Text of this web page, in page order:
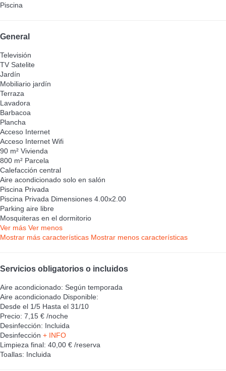
Piscina
General
Televisión
TV Satelite
Jardín
Mobiliario jardín
Terraza
Lavadora
Barbacoa
Plancha
Acceso Internet
Acceso Internet Wifi
90 m² Vivienda
800 m² Parcela
Calefacción central
Aire acondicionado solo en salón
Piscina Privada
Piscina Privada Dimensiones 4.00x2.00
Parking aire libre
Mosquiteras en el dormitorio
Ver más Ver menos
Mostrar más características Mostrar menos características
Servicios obligatorios o incluidos
Aire acondicionado: Según temporada
Aire acondicionado Disponible:
Desde el 1/5 Hasta el 31/10
Precio: 7,15 € /noche
Desinfección: Incluida
Desinfección + INFO
Limpieza final: 40,00 € /reserva
Toallas: Incluida